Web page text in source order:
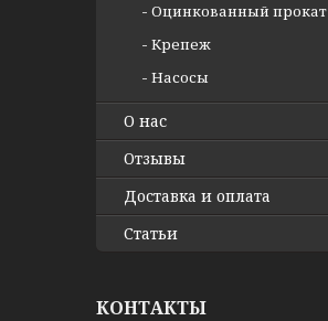
Оцинкованный прокат
Крепеж
Насосы
О нас
Отзывы
Доставка и оплата
Статьи
КОНТАКТЫ